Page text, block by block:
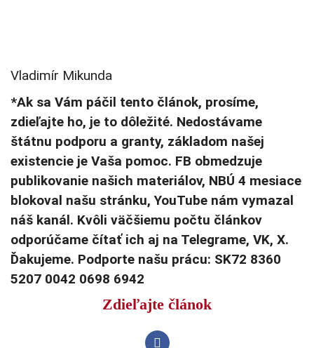
Vladimír Mikunda
*Ak sa Vám páčil tento článok, prosíme,
zdieľajte ho, je to dôležité. Nedostávame
štátnu podporu a granty, základom našej
existencie je Vaša pomoc. FB obmedzuje
publikovanie našich materiálov, NBÚ 4 mesiace
blokoval našu stránku, YouTube nám vymazal
náš kanál. Kvôli väčšiemu počtu článkov
odporúčame čítať ich aj na Telegrame, VK, X.
Ďakujeme. Podporte našu prácu: SK72 8360
5207 0042 0698 6942
Zdieľajte článok